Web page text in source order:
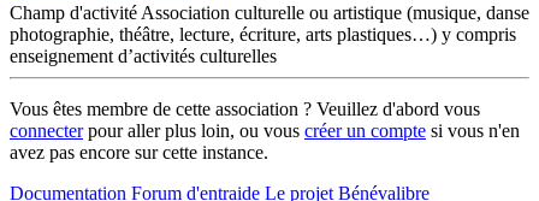
Champ d'activité Association culturelle ou artistique (musique, danse
photographie, théâtre, lecture, écriture, arts plastiques…) y compris
enseignement d’activités culturelles
Vous êtes membre de cette association ? Veuillez d'abord vous
connecterpour aller plus loin, ou vous créer un compte si vous n'en
avez pas encore sur cette instance.
Documentation Forum d'entraide Le projet Bénévalibre